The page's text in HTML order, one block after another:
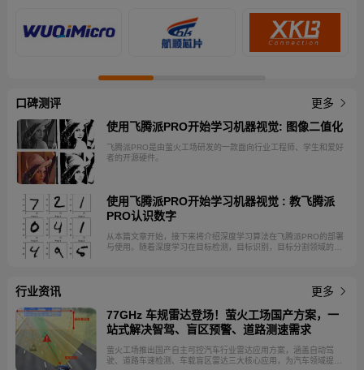
口碑测评
更多
使用飞腾派PRO开始学习机器视觉: 图像二值化
飞腾派PRO是由萤火工场研发的一款面向行业工程师、学生和爱好
者的开源硬件。
使用飞腾派PRO开始学习机器视觉 : 教飞腾派
PRO认识数字
从本篇文章开始，接下来将介绍深度学习算法在飞腾派PRO的部署
与使用。随着深度学习在目标检测，目标识别，目标分割领域的成
H.264/H.265 4K@100fps解码与2K@110fps编码，集成3T算力
NPU，可满足轻量级AI应用。本篇文章将介绍如何在飞腾派PRO上
实现数字识别。
行业资讯
更多
77GHz 车规雷达登场！萤火工场国产方案，一
站式解决智驾、盲区预警、道路测速需求
萤火工场推出国产自主可控汽车行业雷达应用方案，涵盖自动驾
驶、道路车速检测、车载盲区雷达三大核心应用，为汽车领域提供